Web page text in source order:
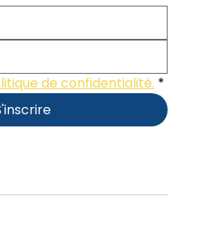
de confidentialité. *